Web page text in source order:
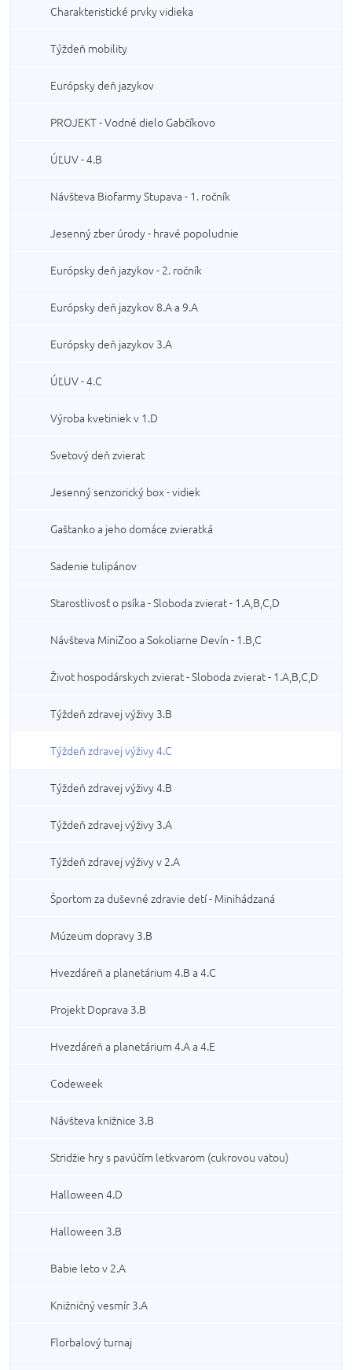
Charakteristické prvky vidieka
Týždeň mobility
Európsky deň jazykov
PROJEKT - Vodné dielo Gabčíkovo
ÚĽUV - 4.B
Návšteva Biofarmy Stupava - 1. ročník
Jesenný zber úrody - hravé popoludnie
Európsky deň jazykov - 2. ročník
Európsky deň jazykov 8.A a 9.A
Európsky deň jazykov 3.A
ÚĽUV - 4.C
Výroba kvetiniek v 1.D
Svetový deň zvierat
Jesenný senzorický box - vidiek
Gaštanko a jeho domáce zvieratká
Sadenie tulipánov
Starostlivosť o psíka - Sloboda zvierat - 1.A,B,C,D
Návšteva MiniZoo a Sokoliarne Devín - 1.B,C
Život hospodárskych zvierat - Sloboda zvierat - 1.A,B,C,D
Týždeň zdravej výživy 3.B
Týždeň zdravej výživy 4.C
Týždeň zdravej výživy 4.B
Týždeň zdravej výživy 3.A
Týždeň zdravej výživy v 2.A
Športom za duševné zdravie detí - Minihádzaná
Múzeum dopravy 3.B
Hvezdáreň a planetárium 4.B a 4.C
Projekt Doprava 3.B
Hvezdáreň a planetárium 4.A a 4.E
Codeweek
Návšteva knižnice 3.B
Stridžie hry s pavúčím letkvarom (cukrovou vatou)
Halloween 4.D
Halloween 3.B
Babie leto v 2.A
Knižničný vesmír 3.A
Florbalový turnaj